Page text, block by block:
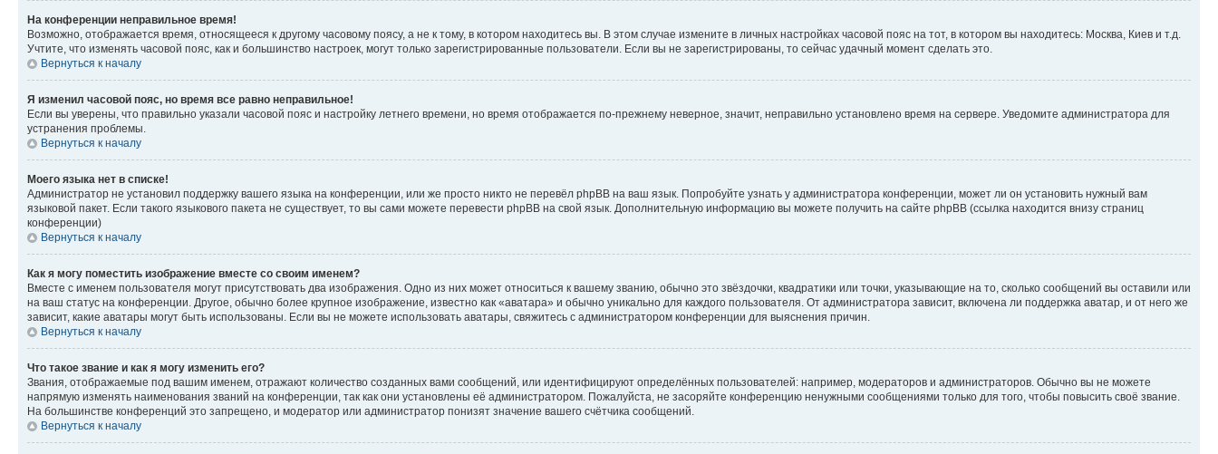
На конференции неправильное время!
Возможно, отображается время, относящееся к другому часовому поясу, а не к тому, в котором находитесь вы. В этом случае измените в личных настройках часовой пояс на тот, в котором вы находитесь: Москва, Киев и т.д.
Учтите, что изменять часовой пояс, как и большинство настроек, могут только зарегистрированные пользователи. Если вы не зарегистрированы, то сейчас удачный момент сделать это.
Вернуться к началу
Я изменил часовой пояс, но время все равно неправильное!
Если вы уверены, что правильно указали часовой пояс и настройку летнего времени, но время отображается по-прежнему неверное, значит, неправильно установлено время на сервере. Уведомите администратора для
устранения проблемы.
Вернуться к началу
Моего языка нет в списке!
Администратор не установил поддержку вашего языка на конференции, или же просто никто не перевёл phpBB на ваш язык. Попробуйте узнать у администратора конференции, может ли он установить нужный вам
языковой пакет. Если такого языкового пакета не существует, то вы сами можете перевести phpBB на свой язык. Дополнительную информацию вы можете получить на сайте phpBB (ссылка находится внизу страниц
конференции)
Вернуться к началу
Как я могу поместить изображение вместе со своим именем?
Вместе с именем пользователя могут присутствовать два изображения. Одно из них может относиться к вашему званию, обычно это звёздочки, квадратики или точки, указывающие на то, сколько сообщений вы оставили или
на ваш статус на конференции. Другое, обычно более крупное изображение, известно как «аватара» и обычно уникально для каждого пользователя. От администратора зависит, включена ли поддержка аватар, и от него же
зависит, какие аватары могут быть использованы. Если вы не можете использовать аватары, свяжитесь с администратором конференции для выяснения причин.
Вернуться к началу
Что такое звание и как я могу изменить его?
Звания, отображаемые под вашим именем, отражают количество созданных вами сообщений, или идентифицируют определённых пользователей: например, модераторов и администраторов. Обычно вы не можете
напрямую изменять наименования званий на конференции, так как они установлены её администратором. Пожалуйста, не засоряйте конференцию ненужными сообщениями только для того, чтобы повысить своё звание.
На большинстве конференций это запрещено, и модератор или администратор понизят значение вашего счётчика сообщений.
Вернуться к началу